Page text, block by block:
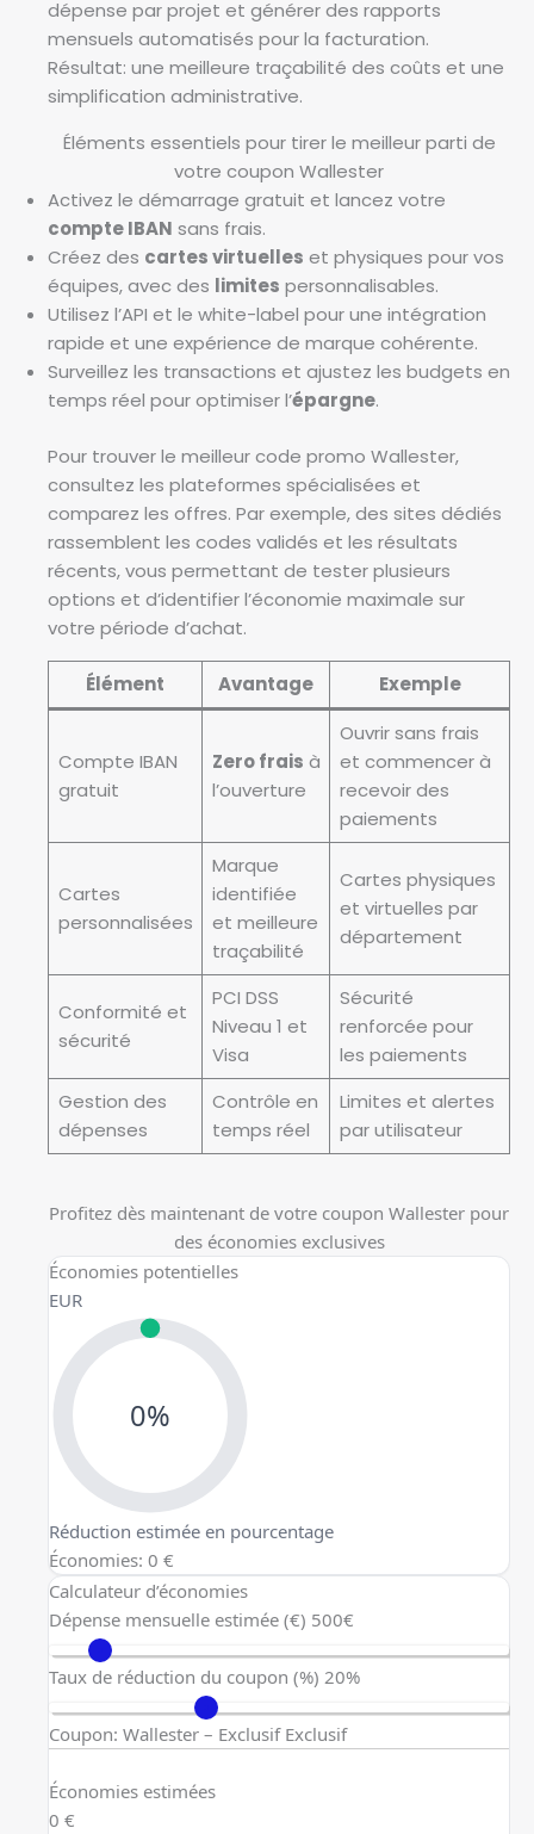
dépense par projet et générer des rapports
mensuels automatisés pour la facturation.
Résultat: une meilleure traçabilité des coûts et une
simplification administrative.
Éléments essentiels pour tirer le meilleur parti de
votre coupon Wallester
Activez le démarrage gratuit et lancez votre
compte IBAN sans frais.
Créez des cartes virtuelles et physiques pour vos
équipes, avec des limites personnalisables.
Utilisez l’API et le white-label pour une intégration
rapide et une expérience de marque cohérente.
Surveillez les transactions et ajustez les budgets en
temps réel pour optimiser l’épargne.
Pour trouver le meilleur code promo Wallester,
consultez les plateformes spécialisées et
comparez les offres. Par exemple, des sites dédiés
rassemblent les codes validés et les résultats
récents, vous permettant de tester plusieurs
options et d’identifier l’économie maximale sur
votre période d’achat.
Élément Avantage Exemple
Compte IBAN
gratuit
Zero frais à
l’ouverture
Ouvrir sans frais
et commencer à
recevoir des
paiements
Cartes
personnalisées
Marque
identifiée
et meilleure
traçabilité
Cartes physiques
et virtuelles par
département
Conformité et
sécurité
PCI DSS
Niveau 1 et
Visa
Sécurité
renforcée pour
les paiements
Gestion des
dépenses
Contrôle en
temps réel
Limites et alertes
par utilisateur
Profitez dès maintenant de votre coupon Wallester pour
des économies exclusives
Économies potentielles
EUR
0%
Réduction estimée en pourcentage
Économies: 0 €
Calculateur d’économies
Dépense mensuelle estimée (€) 500€
Taux de réduction du coupon (%) 20%
Coupon: Wallester – Exclusif Exclusif
Économies estimées
0 €